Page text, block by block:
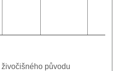
původu